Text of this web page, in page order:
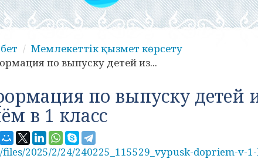
Мемлекеттік қызмет көрсету
по выпуску детей из...
по выпуску детей
в 1 класс
2025/2/24/240225_115529_vypusk-dopriem-v-